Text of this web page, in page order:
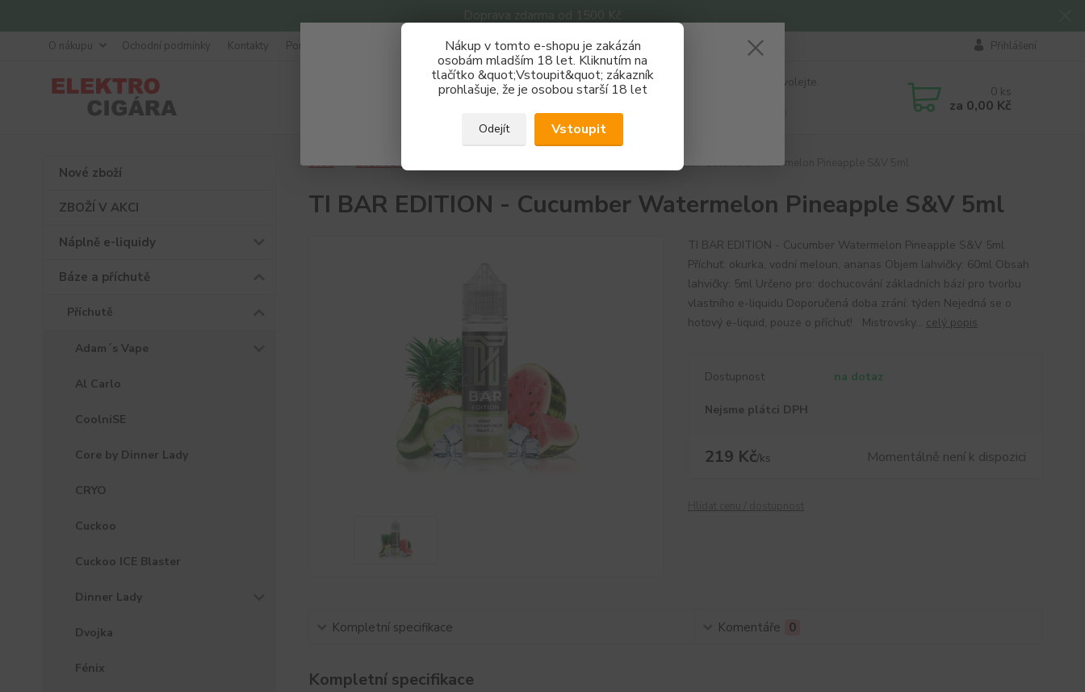
Doprava zdarma od 1500 Kč
Nákup v tomto e-shopu je zakázán
osobám mladším 18 let. Kliknutím na
tlačítko &quot;Vstoupit&quot; zákazník
prohlašuje, že je osobou starší 18 let
Odejít Vstoupit
O nákupu Ochodní podmínky Kontakty Poradna Přihlášení
Hledat
Nevíte si rady? Zavolejte.
0 ks
za 0,00 Kč
Nové zboží
ZBOŽÍ V AKCI
Náplně e-liquidy
Báze a příchutě
Příchutě
Adam´s Vape
Al Carlo
CoolniSE
Core by Dinner Lady
CRYO
Cuckoo
Cuckoo ICE Blaster
Dinner Lady
Dvojka
Fénix
Úvod Báze a příchutě TI BAR EDITION - Cucumber Watermelon Pineapple S&V 5ml
TI BAR EDITION - Cucumber Watermelon Pineapple S&V 5ml
TI BAR EDITION - Cucumber Watermelon Pineapple S&V 5ml
Příchuť: okurka, vodní meloun, ananas Objem lahvičky: 60ml Obsah
lahvičky: 5ml Určeno pro: dochucování základních bází pro tvorbu
vlastního e-liquidu Doporučená doba zrání: týden Nejedná se o
hotový e-liquid, pouze o příchuť! Mistrovsky... celý popis
Dostupnost na dotaz
Nejsme plátci DPH
219 Kč/ks Momentálně není k dispozici
Kompletní specifikace Komentáře 0
Kompletní specifikace
Získej slevu 3%
Zaregistruj se a nakupuj se slevou právě teď!
REGISTRAČNÍ FORMULÁŘ
Zavřít